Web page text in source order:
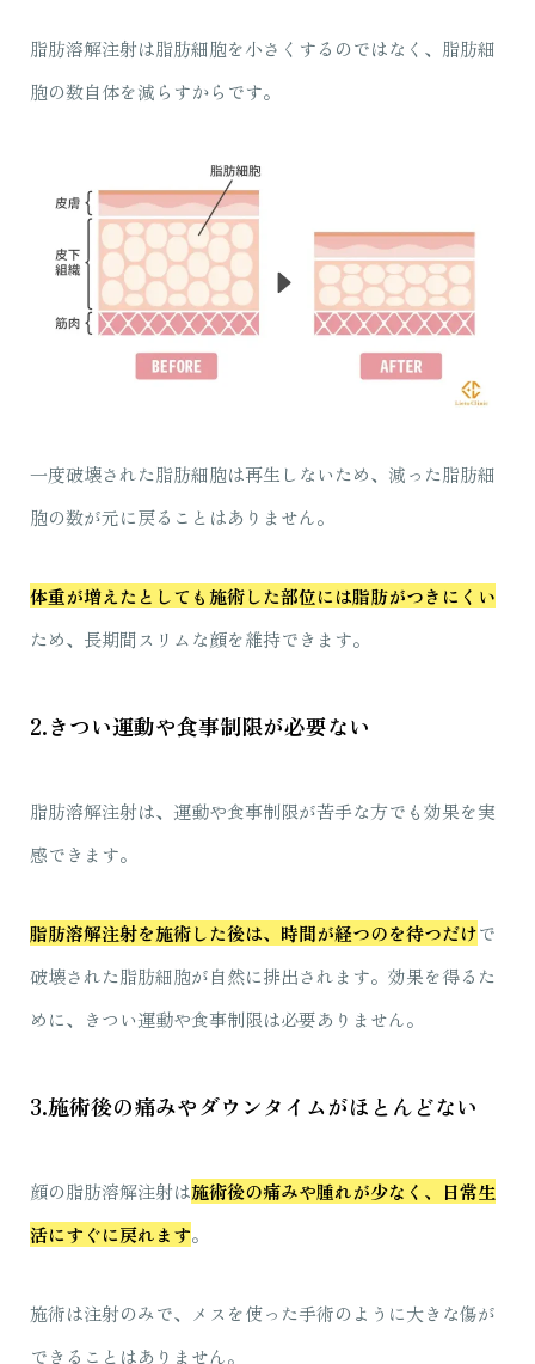
脂肪溶解注射は脂肪細胞を小さくするのではなく、脂肪細
胞の数自体を減らすからです。
一度破壊された脂肪細胞は再生しないため、減った脂肪細
胞の数が元に戻ることはありません。
体重が増えたとしても施術した部位には脂肪がつきにくい
ため、長期間スリムな顔を維持できます。
2.きつい運動や食事制限が必要ない
脂肪溶解注射は、運動や食事制限が苦手な方でも効果を実
感できます。
脂肪溶解注射を施術した後は、時間が経つのを待つだけで
破壊された脂肪細胞が自然に排出されます。効果を得るた
めに、きつい運動や食事制限は必要ありません。
3.施術後の痛みやダウンタイムがほとんどない
顔の脂肪溶解注射は施術後の痛みや腫れが少なく、日常生
活にすぐに戻れます。
施術は注射のみで、メスを使った手術のように大きな傷が
できることはありません。